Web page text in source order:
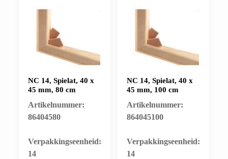
NC 14, Spielat, 40 x
45 mm, 80 cm
Artikelnummer:
86404580
​Verpakkingseenheid:
14
NC 14, Spielat, 40 x
45 mm, 100 cm
Artikelnummer:
864045100
​Verpakkingseenheid:
14